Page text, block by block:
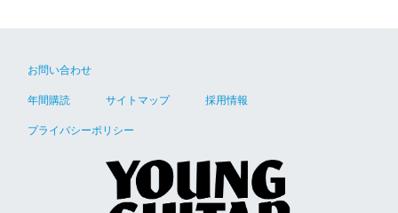
お問い合わせ
年間購読 サイトマップ 採用情報
プライバシーポリシー